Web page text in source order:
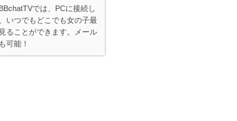
では、PCに接続し
いつでもどこでも女の子最
ることができます。メール
可能！